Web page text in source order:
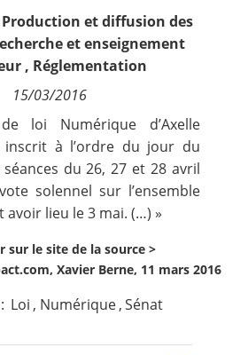
Production et diffusion des
et enseignement
, Réglementation
15/03/2016
loi Numérique d’Axelle
inscrit à l’ordre du jour du
du 26, 27 et 28 avril
solennel sur l’ensemble
avoir lieu le 3 mai. (…) »
sur le site de la source >
Xavier Berne, 11 mars 2016
Loi , Numérique ,Sénat